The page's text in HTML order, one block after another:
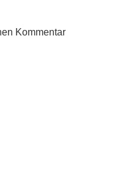
Kommentar